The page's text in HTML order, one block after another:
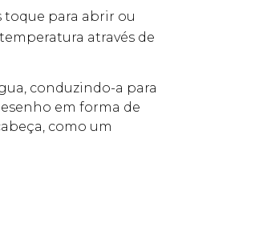
para abrir ou
através de
conduzindo-a para
em forma de
como um